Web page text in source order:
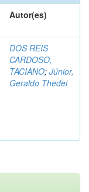
Autor(es)
DOS REIS
CARDOSO,
TACIANO; Júnior,
Geraldo Thedei